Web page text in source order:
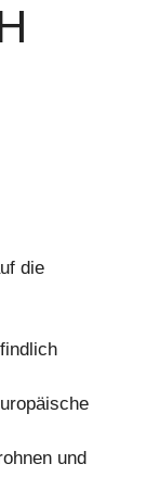
die
und